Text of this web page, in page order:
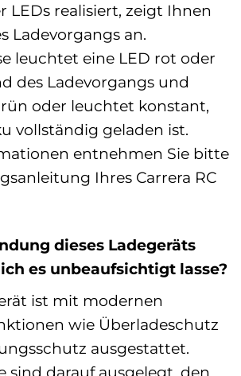
LEDs realisiert, zeigt Ihnen
Ladevorgangs an.
leuchtet eine LED rot oder
des Ladevorgangs und
oder leuchtet konstant,
vollständig geladen ist.
entnehmen Sie bitte
Ihres Carrera RC
dieses Ladegeräts
es unbeaufsichtigt lasse?
ist mit modernen
wie Überladeschutz
ausgestattet.
sind darauf ausgelegt, den